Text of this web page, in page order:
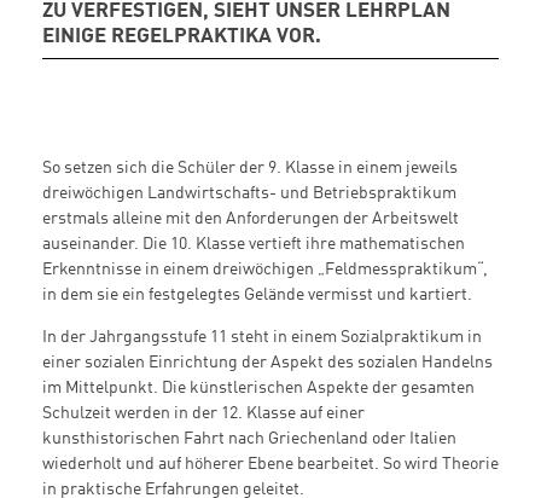
ZU VERFESTIGEN, SIEHT UNSER LEHRPLAN
EINIGE REGELPRAKTIKA VOR.
So setzen sich die Schüler der 9. Klasse in einem jeweils
dreiwöchigen Landwirtschafts- und Betriebspraktikum
erstmals alleine mit den Anforderungen der Arbeitswelt
auseinander. Die 10. Klasse vertieft ihre mathematischen
Erkenntnisse in einem dreiwöchigen „Feldmesspraktikum“,
in dem sie ein festgelegtes Gelände vermisst und kartiert.
In der Jahrgangsstufe 11 steht in einem Sozialpraktikum in
einer sozialen Einrichtung der Aspekt des sozialen Handelns
im Mittelpunkt. Die künstlerischen Aspekte der gesamten
Schulzeit werden in der 12. Klasse auf einer
kunsthistorischen Fahrt nach Griechenland oder Italien
wiederholt und auf höherer Ebene bearbeitet. So wird Theorie
in praktische Erfahrungen geleitet.